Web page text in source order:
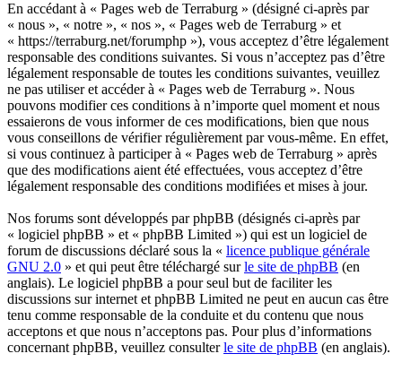
En accédant à « Pages web de Terraburg » (désigné ci-après par
« nous », « notre », « nos », « Pages web de Terraburg » et
« https://terraburg.net/forumphp »), vous acceptez d’être légalement
responsable des conditions suivantes. Si vous n’acceptez pas d’être
légalement responsable de toutes les conditions suivantes, veuillez
ne pas utiliser et accéder à « Pages web de Terraburg ». Nous
pouvons modifier ces conditions à n’importe quel moment et nous
essaierons de vous informer de ces modifications, bien que nous
vous conseillons de vérifier régulièrement par vous-même. En effet,
si vous continuez à participer à « Pages web de Terraburg » après
que des modifications aient été effectuées, vous acceptez d’être
légalement responsable des conditions modifiées et mises à jour.
Nos forums sont développés par phpBB (désignés ci-après par
« logiciel phpBB » et « phpBB Limited ») qui est un logiciel de
forum de discussions déclaré sous la « licence publique générale
GNU 2.0 » et qui peut être téléchargé surle site de phpBB (en
anglais). Le logiciel phpBB a pour seul but de faciliter les
discussions sur internet et phpBB Limited ne peut en aucun cas être
tenu comme responsable de la conduite et du contenu que nous
acceptons et que nous n’acceptons pas. Pour plus d’informations
concernant phpBB, veuillez consulterle site de phpBB (en anglais).